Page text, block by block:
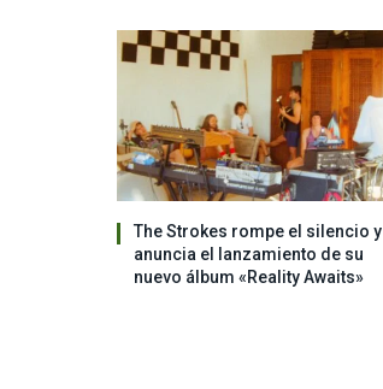
The Strokes rompe el silencio y
anuncia el lanzamiento de su
nuevo álbum «Reality Awaits»